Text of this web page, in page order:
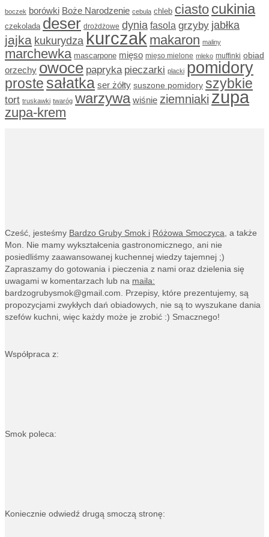
boczek borówki Boże Narodzenie cebula chleb ciasto cukinia
czekolada deser drożdżowe dynia fasola grzyby jabłka
jajka kukurydza kurczak makaron maliny
marchewka mascarpone mięso mięso mielone mleko muffinki obiad
orzechy owoce papryka pieczarki placki pomidory
proste sałatka ser żółty suszone pomidory szybkie
tort truskawki twaróg warzywa wiśnie ziemniaki zupa
zupa-krem
Cześć, jesteśmy Bardzo Gruby Smok i Różowa Smoczyca, a także
Mon. Nie mamy wykształcenia gastronomicznego, ani nie
posiedliśmy zaawansowanej kuchennej wiedzy tajemnej ;)
Zapraszamy do gotowania i pieczenia z nami oraz dzielenia się
uwagami w komentarzach lub na maila:
bardzogrubysmok@gmail.com . Przepisy, które prezentujemy, są
propozycjami zwykłych dań obiadowych, nie są to wyszukane dania
szefów kuchni, więc każdy może je zrobić :) Smacznego!
Współpraca z:
Smok poleca:
Koniecznie odwiedź drugą smoczą stronę: